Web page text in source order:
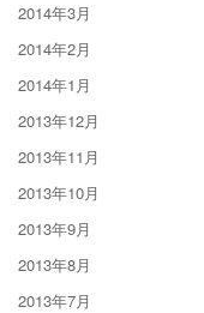
2014年3月
2014年2月
2014年1月
2013年12月
2013年11月
2013年10月
2013年9月
2013年8月
2013年7月